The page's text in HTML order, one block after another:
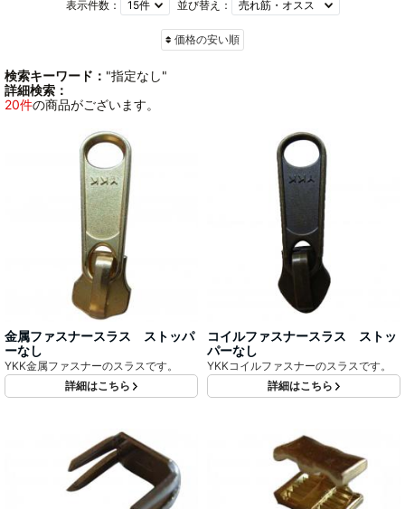
表示件数： 並び替え：
価格の安い順
検索キーワード： "指定なし"
詳細検索：
20件の商品がございます。
金属ファスナースラス ストッパ
ーなし
YKK金属ファスナーのスラスです。
詳細はこちら
コイルファスナースラス ストッ
パーなし
YKKコイルファスナーのスラスです。
詳細はこちら